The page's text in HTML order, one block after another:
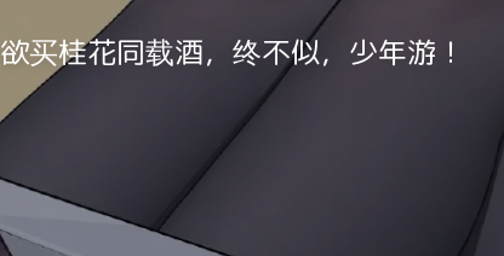
欲买桂花同载酒，终不似，少年游！